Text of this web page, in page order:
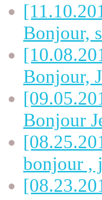
Bonjour,
Bonjour,
Bonjour
bonjour ,